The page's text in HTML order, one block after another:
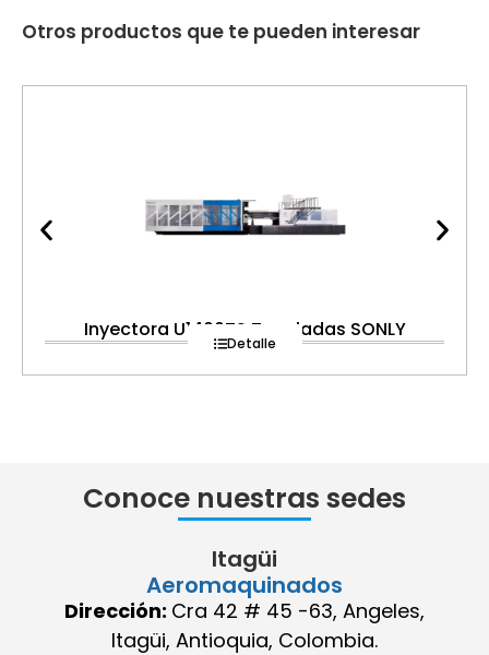
Otros productos que te pueden interesar
Inyectora U1400TS Toneladas SONLY
Detalle
Conoce nuestras sedes
Itagüi
Aeromaquinados
Dirección: Cra 42 # 45 -63, Angeles,
Itagüi, Antioquia, Colombia.